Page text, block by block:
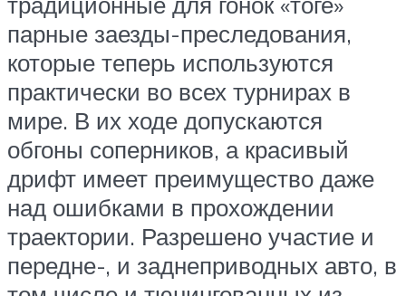
парные заезды-преследования,
которые теперь используются
практически во всех турнирах в
мире. В их ходе допускаются
обгоны соперников, а красивый
дрифт имеет преимущество даже
над ошибками в прохождении
траектории. Разрешено участие и
передне-, и заднеприводных авто, в